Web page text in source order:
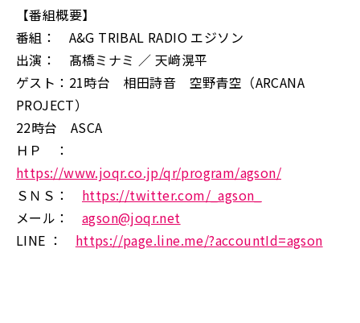
【番組概要】
番組： A&G TRIBAL RADIO エジソン
出演： 髙橋ミナミ ／ 天﨑滉平
ゲスト：21時台 相田詩音 空野青空（ARCANA
PROJECT）
22時台 ASCA
ＨＰ ：
https://www.joqr.co.jp/qr/program/agson/
ＳＮＳ： https://twitter.com/_agson_
メール： agson@joqr.net
LINE ： https://page.line.me/?accountId=agson